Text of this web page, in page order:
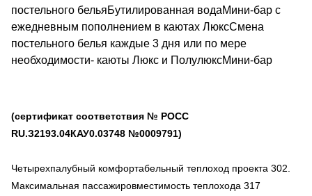
(сертификат соответствия № РОСС
RU.З2193.04КАУ0.03748 №0009791)
Четырехпалубный комфортабельный теплоход проекта 302.
Максимальная пассажировместимость теплохода 317
постельного бельяБутилированная водаМини-бар с
ежедневным пополнением в каютах ЛюксСмена
постельного белья каждые 3 дня или по мере
необходимости- каюты Люкс и ПолулюксМини-бар